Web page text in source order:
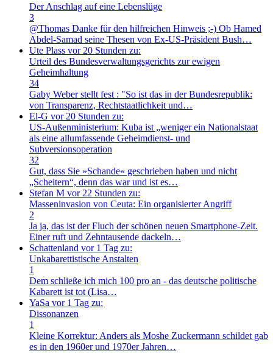
Der Anschlag auf eine Lebenslüge
3
@Thomas Danke für den hilfreichen Hinweis ;-) Ob Hamed
Abdel-Samad seine Thesen von Ex-US-Präsident Bush…
Ute Plass vor 20 Stunden zu:
Urteil des Bundesverwaltungsgerichts zur ewigen
Geheimhaltung
34
Gaby Weber stellt fest : "So ist das in der Bundesrepublik:
von Transparenz, Rechtstaatlichkeit und…
El-G vor 20 Stunden zu:
US-Außenministerium: Kuba ist „weniger ein Nationalstaat
als eine allumfassende Geheimdienst- und
Subversionsoperation
32
Gut, dass Sie »Schande« geschrieben haben und nicht
„Scheitern“, denn das war und ist es…
Stefan M vor 22 Stunden zu:
Masseninvasion von Ceuta: Ein organisierter Angriff
2
Ja ja, das ist der Fluch der schönen neuen Smartphone-Zeit.
Einer ruft und Zehntausende dackeln…
Schattenland vor 1 Tag zu:
Unkabarettistische Anstalten
1
Dem schließe ich mich 100 pro an - das deutsche politische
Kabarett ist tot (Lisa…
YaSa vor 1 Tag zu:
Dissonanzen
1
Kleine Korrektur: Anders als Moshe Zuckermann schildet gab
es in den 1960er und 1970er Jahren…